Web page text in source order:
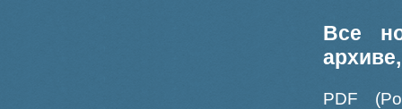
Все
PDF